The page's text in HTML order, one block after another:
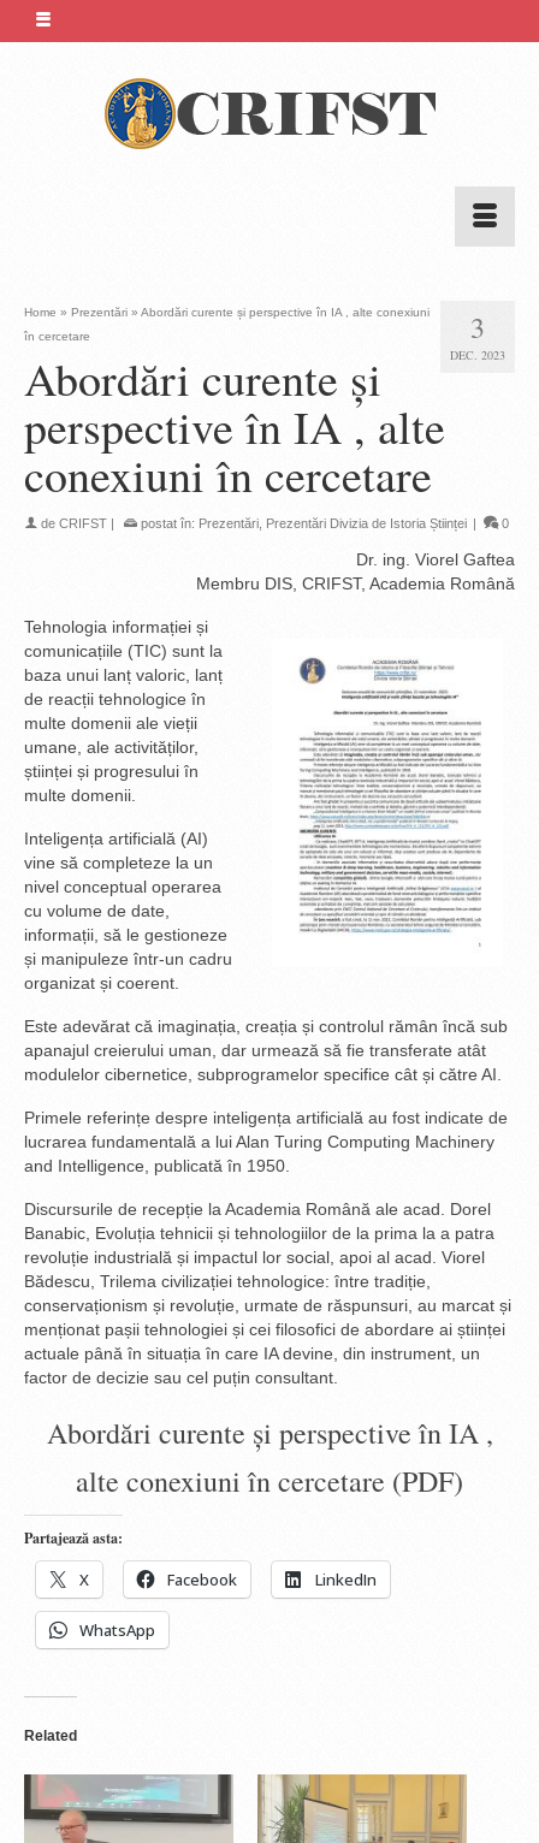
3
DEC. 2023
Home » Prezentări » Abordări curente și perspective în IA , alte conexiuni
în cercetare
Abordări curente și
perspective în IA , alte
conexiuni în cercetare
de CRIFST | postat în: Prezentări Prezentări Divizia de Istoria Științei | 0
Dr. ing. Viorel Gaftea
Membru DIS, CRIFST, Academia Română
Tehnologia informației și
comunicațiile (TIC) sunt la
baza unui lanț valoric, lanț
de reacții tehnologice în
multe domenii ale vieții
umane, ale activităților,
științei și progresului în
multe domenii.
Inteligența artificială (AI)
vine să completeze la un
nivel conceptual operarea
cu volume de date,
informații, să le gestioneze
și manipuleze într-un cadru
organizat și coerent.
Este adevărat că imaginația, creația și controlul rămân încă sub
apanajul creierului uman, dar urmează să fie transferate atât
modulelor cibernetice, subprogramelor specifice cât și către AI.
Primele referințe despre inteligența artificială au fost indicate de
lucrarea fundamentală a lui Alan Turing Computing Machinery
and Intelligence, publicată în 1950.
Discursurile de recepție la Academia Română ale acad. Dorel
Banabic, Evoluția tehnicii și tehnologiilor de la prima la a patra
revoluție industrială și impactul lor social, apoi al acad. Viorel
Bădescu, Trilema civilizației tehnologice: între tradiție,
conservaționism și revoluție, urmate de răspunsuri, au marcat și
menționat pașii tehnologiei și cei filosofici de abordare ai științei
actuale până în situația în care IA devine, din instrument, un
factor de decizie sau cel puțin consultant.
Abordări curente și perspective în IA ,
alte conexiuni în cercetare (PDF)
Partajează asta:
X Facebook LinkedIn
WhatsApp
Related